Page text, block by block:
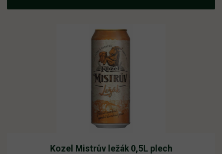
Kozel Mistrův ležák 0,5L plech